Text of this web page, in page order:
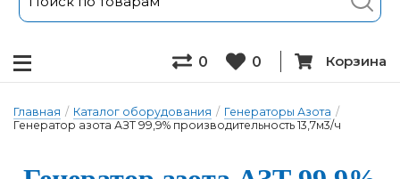
0 0 Корзина
Главная / Каталог оборудования / Генераторы Азота /
Генератор азота АЗТ 99,9% производительность 13,7м3/ч